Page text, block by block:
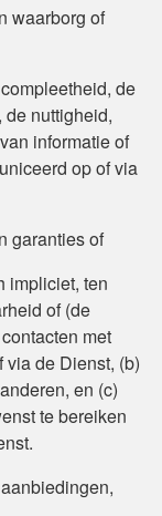
waarborg of
de
de nuttigheid,
informatie of
op of via
garanties of
impliciet, ten
of (de
met
de Dienst, (b)
en (c)
te bereiken